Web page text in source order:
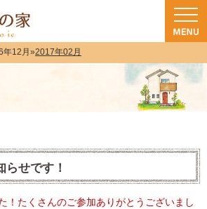
年12月 »2017年02月
海南市・紀の川市）で注文住宅(長期優良住宅・
期優良住宅・ZEH・耐震なら（和歌山・和歌山市）
らせです！
！たくさんのご参加ありがとうございまし